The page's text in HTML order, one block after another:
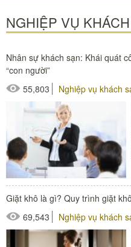
NGHIỆP VỤ
Nhân sự khách sạn: Khái quát
“con người”
55,803
Nghiệp vụ khách
Giặt khô là gì? Quy trình giặt
69,543
Nghiệp vụ khách